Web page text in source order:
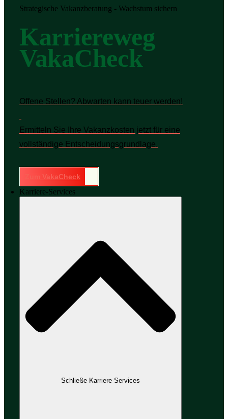
Strategische Vakanzberatung - Wachstum sichern
Karriereweg
VakaCheck
Offene Stellen? Abwarten kann teuer werden!
Ermitteln Sie Ihre Vakanzkosten jetzt für eine
vollständige Entscheidungsgrundlage.
Zum VakaCheck
Karriere-Services
Schließe Karriere-Services